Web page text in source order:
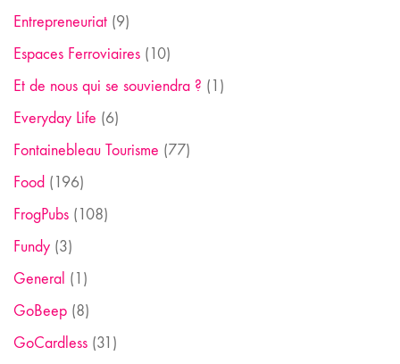
Entrepreneuriat (9)
Espaces Ferroviaires (10)
Et de nous qui se souviendra ? (1)
Everyday Life (6)
Fontainebleau Tourisme (77)
Food (196)
FrogPubs (108)
Fundy (3)
General (1)
GoBeep (8)
GoCardless (31)